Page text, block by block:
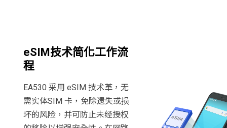
eSIM技术简化工作流
程
EA530 采用 eSIM 技术革，无
需实体SIM 卡，免除遗失或损
坏的风险，并可防止未经授权